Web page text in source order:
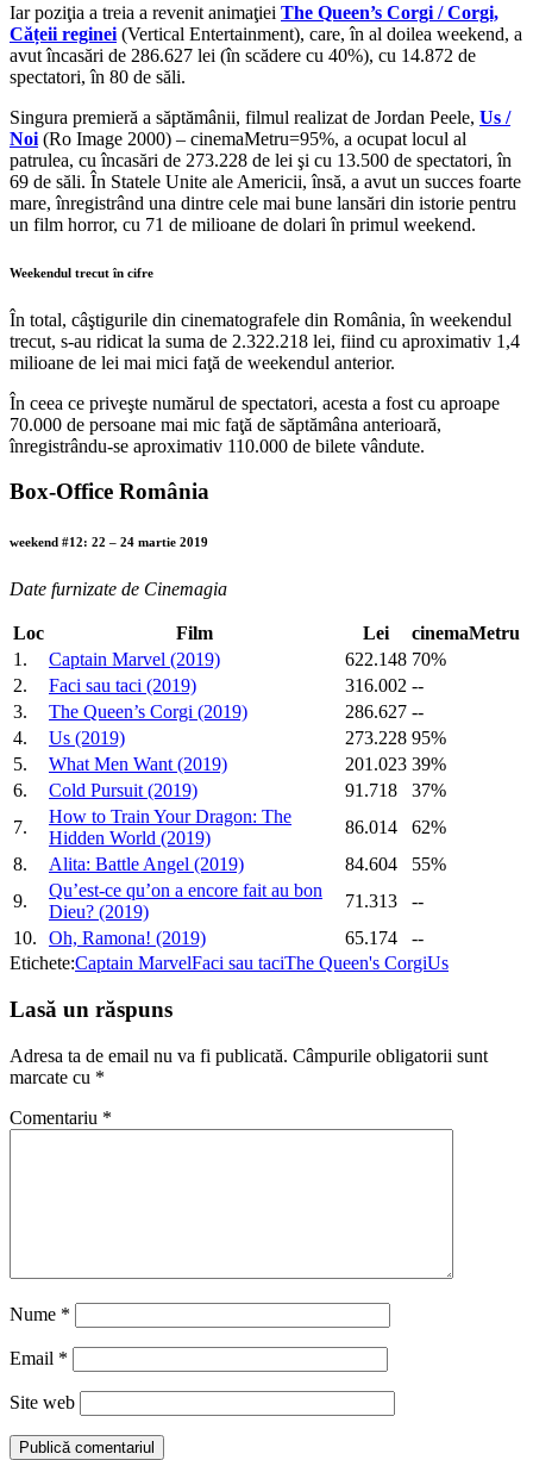
Iar poziţia a treia a revenit animaţiei The Queen’s Corgi / Corgi,
Cățeii reginei (Vertical Entertainment), care, în al doilea weekend, a
avut încasări de 286.627 lei (în scădere cu 40%), cu 14.872 de
spectatori, în 80 de săli.
Singura premieră a săptămânii, filmul realizat de Jordan Peele, Us /
Noi (Ro Image 2000) – cinemaMetru=95%, a ocupat locul al
patrulea, cu încasări de 273.228 de lei şi cu 13.500 de spectatori, în
69 de săli. În Statele Unite ale Americii, însă, a avut un succes foarte
mare, înregistrând una dintre cele mai bune lansări din istorie pentru
un film horror, cu 71 de milioane de dolari în primul weekend.
Weekendul trecut în cifre
În total, câştigurile din cinematografele din România, în weekendul
trecut, s-au ridicat la suma de 2.322.218 lei, fiind cu aproximativ 1,4
milioane de lei mai mici faţă de weekendul anterior.
În ceea ce priveşte numărul de spectatori, acesta a fost cu aproape
70.000 de persoane mai mic faţă de săptămâna anterioară,
înregistrându-se aproximativ 110.000 de bilete vândute.
Box-Office România
weekend #12: 22 – 24 martie 2019
Date furnizate de Cinemagia
Loc Film Lei
cinemaMetru
1.
Captain Marvel (2019) 622.148 70%
2.
Faci sau taci (2019) 316.002 --
3.
The Queen’s Corgi (2019) 286.627 --
4.
Us (2019) 273.228 95%
5.
What Men Want (2019) 201.023 39%
6.
Cold Pursuit (2019) 91.718
37%
7.
How to Train Your Dragon: The
Hidden World (2019)
86.014
62%
8.
Alita: Battle Angel (2019) 84.604
55%
9.
Qu’est-ce qu’on a encore fait au bon
Dieu? (2019)
71.313
--
10.
Oh, Ramona! (2019) 65.174
--
Etichete:Captain MarvelFaci sau taciThe Queen's CorgiUs
Lasă un răspuns
Adresa ta de email nu va fi publicată. Câmpurile obligatorii sunt
marcate cu *
Comentariu *
Nume *
Email *
Site web